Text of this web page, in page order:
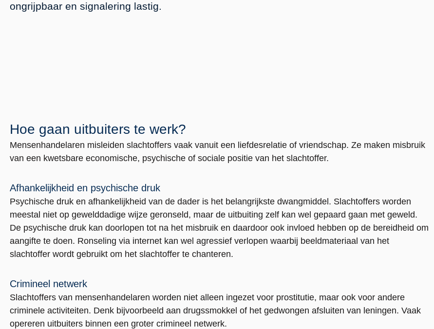
ongrijpbaar en signalering lastig.
Hoe gaan uitbuiters te werk?
Mensenhandelaren misleiden slachtoffers vaak vanuit een liefdesrelatie of vriendschap. Ze maken misbruik
van een kwetsbare economische, psychische of sociale positie van het slachtoffer.
Afhankelijkheid en psychische druk
Psychische druk en afhankelijkheid van de dader is het belangrijkste dwangmiddel. Slachtoffers worden
meestal niet op gewelddadige wijze geronseld, maar de uitbuiting zelf kan wel gepaard gaan met geweld.
De psychische druk kan doorlopen tot na het misbruik en daardoor ook invloed hebben op de bereidheid om
aangifte te doen. Ronseling via internet kan wel agressief verlopen waarbij beeldmateriaal van het
slachtoffer wordt gebruikt om het slachtoffer te chanteren.
Crimineel netwerk
Slachtoffers van mensenhandelaren worden niet alleen ingezet voor prostitutie, maar ook voor andere
criminele activiteiten. Denk bijvoorbeeld aan drugssmokkel of het gedwongen afsluiten van leningen. Vaak
opereren uitbuiters binnen een groter crimineel netwerk.